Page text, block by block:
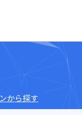
から探す